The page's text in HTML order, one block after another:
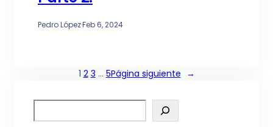
Pedro López·Feb 6, 2024
1 2 3 … 5Página siguiente →
e